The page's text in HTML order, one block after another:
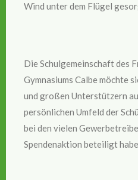
Wind unter dem Flügel
Die Schulgemeinschaft des
Gymnasiums Calbe möchte
und großen Unterstützern
persönlichen Umfeld der
bei den vielen
Spendenaktion beteiligt